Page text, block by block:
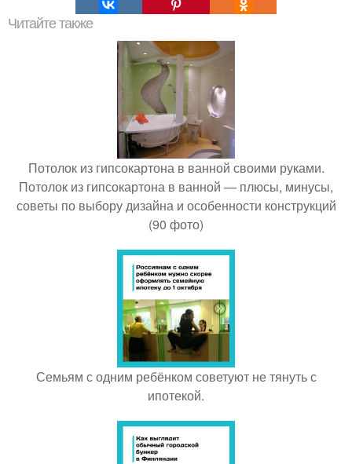
Читайте также
Потолок из гипсокартона в ванной своими руками.
Потолок из гипсокартона в ванной — плюсы, минусы,
советы по выбору дизайна и особенности конструкций
(90 фото)
Семьям с одним ребёнком советуют не тянуть с
ипотекой.